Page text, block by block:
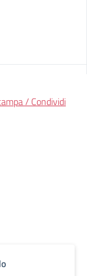
/ Condividi